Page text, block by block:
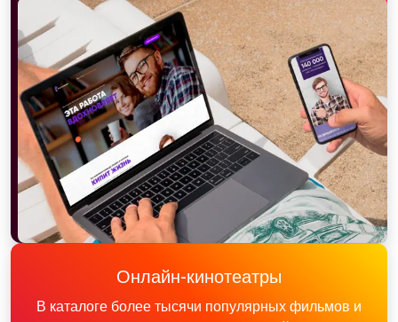
Онлайн-кинотеатры
В каталоге более тысячи популярных фильмов и